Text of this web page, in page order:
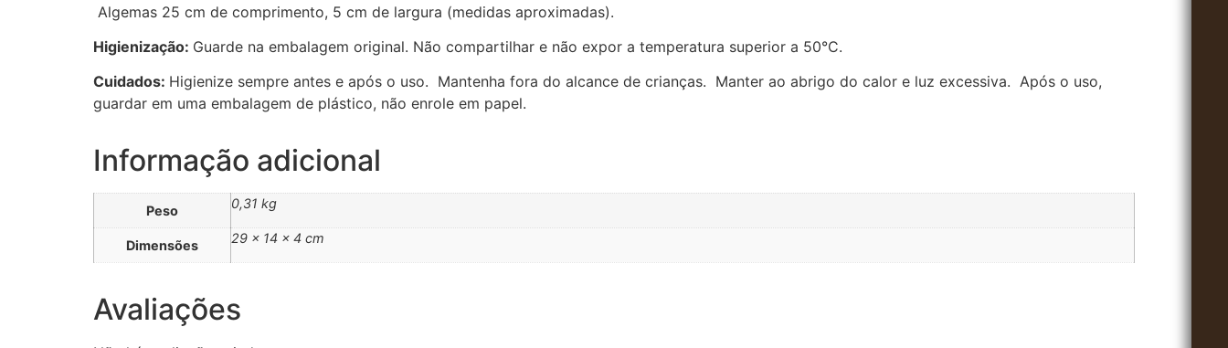
Algemas 25 cm de comprimento, 5 cm de largura (medidas aproximadas).
Higienização: Guarde na embalagem original. Não compartilhar e não expor a temperatura superior a 50°C.
Cuidados: Higienize sempre antes e após o uso. Mantenha fora do alcance de crianças. Manter ao abrigo do calor e luz excessiva. Após o uso,
guardar em uma embalagem de plástico, não enrole em papel.
Informação adicional
Peso 0,31 kg
Dimensões 29 × 14 × 4 cm
Avaliações